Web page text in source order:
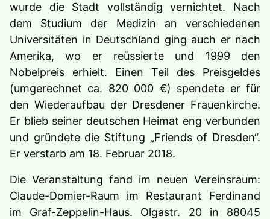
wurde die Stadt vollständig vernichtet. Nach
dem Studium der Medizin an verschiedenen
Universitäten in Deutschland ging auch er nach
Amerika, wo er reüssierte und 1999 den
Nobelpreis erhielt. Einen Teil des Preisgeldes
(umgerechnet ca. 820 000 €) spendete er für
den Wiederaufbau der Dresdener Frauenkirche.
Er blieb seiner deutschen Heimat eng verbunden
und gründete die Stiftung „Friends of Dresden“.
Er verstarb am 18. Februar 2018.
Die Veranstaltung fand im neuen Vereinsraum:
Claude-Domier-Raum im Restaurant Ferdinand
im Graf-Zeppelin-Haus. Olgastr. 20 in 88045